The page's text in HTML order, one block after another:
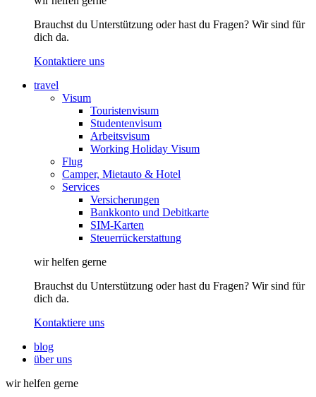
Brauchst du Unterstützung oder hast du Fragen? Wir sind für
dich da.
Kontaktiere uns
travel
Visum
Touristenvisum
Studentenvisum
Arbeitsvisum
Working Holiday Visum
Flug
Camper, Mietauto & Hotel
Services
Versicherungen
Bankkonto und Debitkarte
SIM-Karten
Steuerrückerstattung
wir helfen gerne
Brauchst du Unterstützung oder hast du Fragen? Wir sind für
dich da.
Kontaktiere uns
blog
über uns
wir helfen gerne